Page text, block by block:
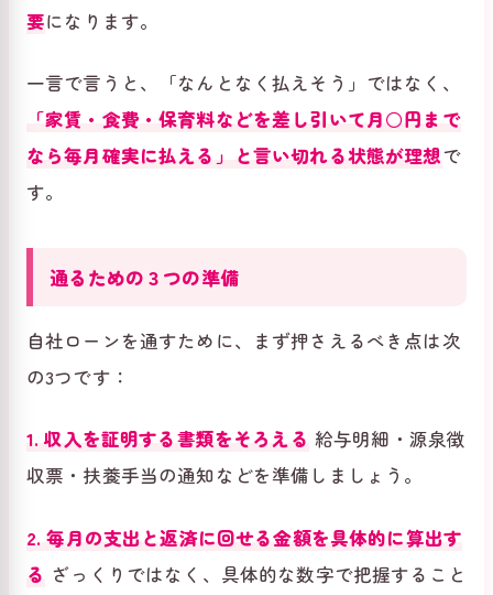
要になります。
一言で言うと、「なんとなく払えそう」ではなく、
「家賃・食費・保育料などを差し引いて月○円まで
なら毎月確実に払える」と言い切れる状態が理想で
す。
通るための３つの準備
自社ローンを通すために、まず押さえるべき点は次
の3つです：
1. 収入を証明する書類をそろえる 給与明細・源泉徴
収票・扶養手当の通知などを準備しましょう。
2. 毎月の支出と返済に回せる金額を具体的に算出す
る ざっくりではなく、具体的な数字で把握すること